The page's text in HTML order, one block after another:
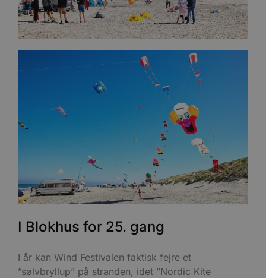
I Blokhus for 25. gang
I år kan Wind Festivalen faktisk fejre et
”sølvbryllup” på stranden, idet ”Nordic Kite